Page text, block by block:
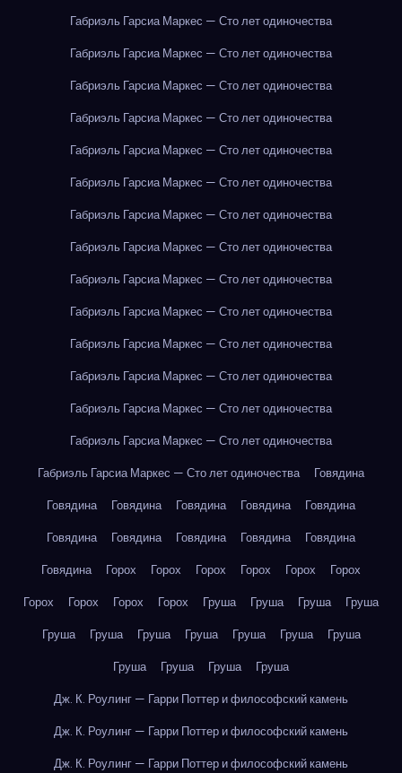
Габриэль Гарсиа Маркес — Сто лет одиночества
Габриэль Гарсиа Маркес — Сто лет одиночества
Габриэль Гарсиа Маркес — Сто лет одиночества
Габриэль Гарсиа Маркес — Сто лет одиночества
Габриэль Гарсиа Маркес — Сто лет одиночества
Габриэль Гарсиа Маркес — Сто лет одиночества
Габриэль Гарсиа Маркес — Сто лет одиночества
Габриэль Гарсиа Маркес — Сто лет одиночества
Габриэль Гарсиа Маркес — Сто лет одиночества
Габриэль Гарсиа Маркес — Сто лет одиночества
Габриэль Гарсиа Маркес — Сто лет одиночества
Габриэль Гарсиа Маркес — Сто лет одиночества
Габриэль Гарсиа Маркес — Сто лет одиночества
Габриэль Гарсиа Маркес — Сто лет одиночества
Габриэль Гарсиа Маркес — Сто лет одиночества
Говядина
Говядина
Говядина Говядина Говядина
Говядина
Говядина
Говядина Говядина Говядина
Говядина
Говядина
Горох Горох Горох Горох Горох
Горох
Горох
Горох Горох Горох Груша Груша Груша
Груша
Груша
Груша Груша Груша Груша Груша
Груша
Груша
Груша Груша
Груша
Дж. К. Роулинг — Гарри Поттер и философский камень
Дж. К. Роулинг — Гарри Поттер и философский камень
Дж. К. Роулинг — Гарри Поттер и философский камень